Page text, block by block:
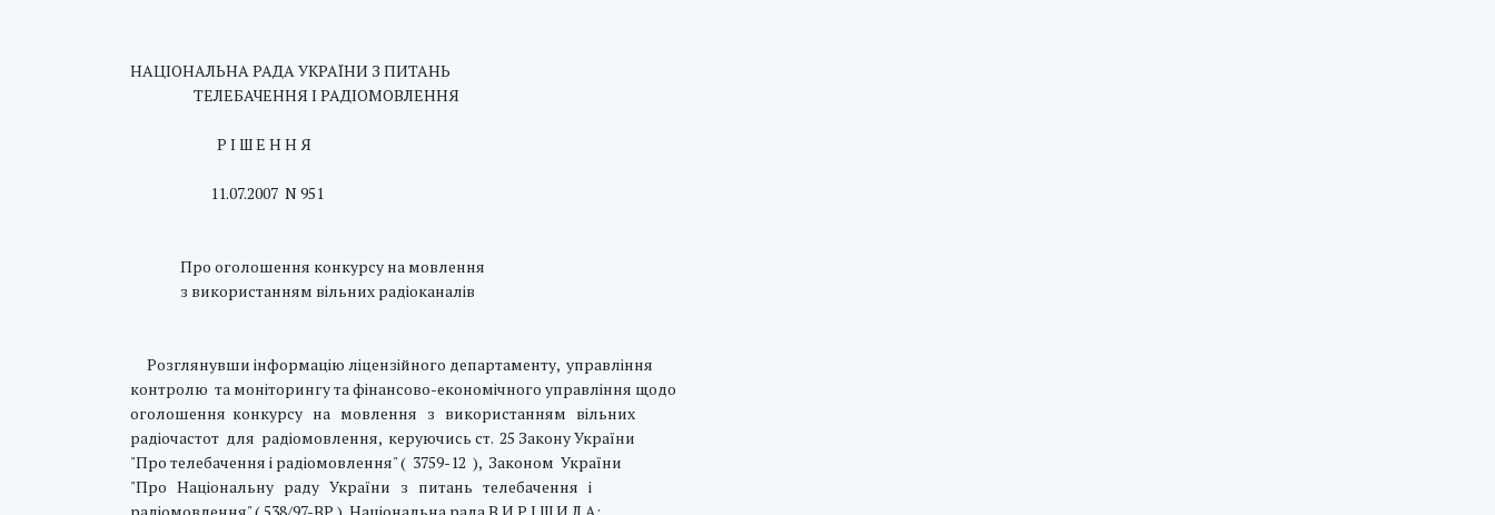
НАЦIОНАЛЬНА РАДА УКРАЇНИ З ПИТАНЬ
ТЕЛЕБАЧЕННЯ I РАДIОМОВЛЕННЯ
Р I Ш Е Н Н Я
11.07.2007 N 951
Про оголошення конкурсу на мовлення
з використанням вільних радіоканалів
Розглянувши інформацію ліцензійного департаменту, управління
контролю та моніторингу та фінансово-економічного управління щодо
оголошення конкурсу на мовлення з використанням вільних
радіочастот для радіомовлення, керуючись ст. 25 Закону України
"Про телебачення і радіомовлення" ( 3759-12 ), Законом України
"Про Національну раду України з питань телебачення і